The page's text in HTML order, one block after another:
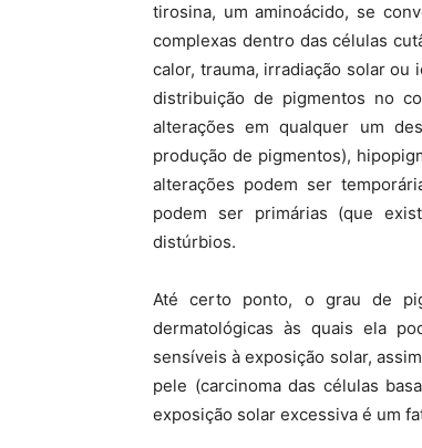
tirosina, um aminoácido, se
complexas dentro das células
calor, trauma, irradiação solar ou
distribuição de pigmentos no
alterações em qualquer um
produção de pigmentos),
alterações podem ser
podem ser primárias (que
distúrbios.
Até certo ponto, o grau de
dermatológicas às quais ela
sensíveis à exposição solar,
pele (carcinoma das células
exposição solar excessiva é um